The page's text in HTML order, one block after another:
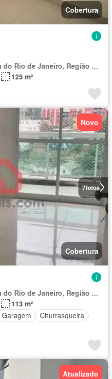
Cobertura
Região Geográfica Imediata do Rio de Janeiro, Região Metropolitana do Rio de Janeiro
125 m²
7fotos
Novo
Cobertura
Região Geográfica Imediata do Rio de Janeiro, Região Metropolitana do Rio de Janeiro
113 m²
Garagem
Churrasqueira
Atualizado